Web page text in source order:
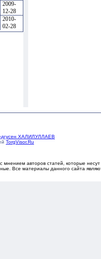
2009-
12-28
2010-
02-28
ХАЛИЛУЛЛАЕВ
TorgVisor.Ru
авторов статей, которые несут
Все материалы данного сайта